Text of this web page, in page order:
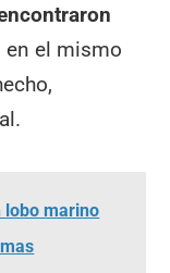
en el mismo
lobo marino